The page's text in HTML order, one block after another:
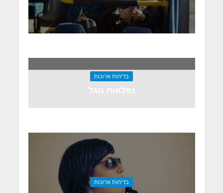
בדיחות ארוכות
נפלאות גוגל
בדיחות ארוכות